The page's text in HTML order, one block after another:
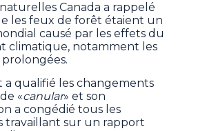
Canada a rappelé
les feux de forêt étaient un
causé par les effets du
climatique, notamment les
prolongées.
a qualifié les changements
«canular» et son
a congédié tous les
travaillant sur un rapport